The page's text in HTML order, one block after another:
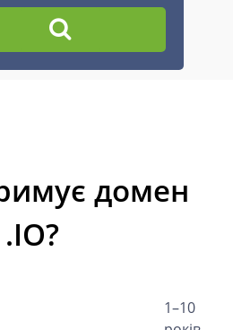
домен
.IO?
1–10